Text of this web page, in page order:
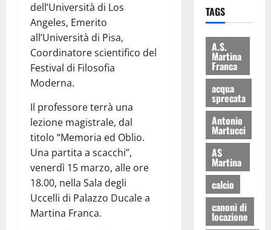
dell’Università di Los
Angeles, Emerito
all’Università di Pisa,
Coordinatore scientifico del
Festival di Filosofia
Moderna.
Il professore terrà una
lezione magistrale, dal
titolo “Memoria ed Oblio.
Una partita a scacchi”,
venerdì 15 marzo, alle ore
18.00, nella Sala degli
Uccelli di Palazzo Ducale a
Martina Franca.
TAGS
A.S.
Martina
Franca
acqua
sprecata
Antonio
Martucci
AS
Martina
calcio
canoni di
locazione